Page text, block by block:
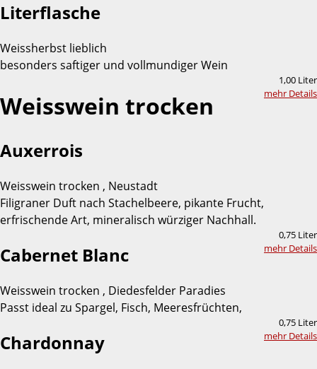
Literflasche
Weissherbst lieblich
besonders saftiger und vollmundiger Wein
1,00 Liter
mehr Details
Weisswein trocken
Auxerrois
Weisswein trocken , Neustadt
Filigraner Duft nach Stachelbeere, pikante Frucht,
erfrischende Art, mineralisch würziger Nachhall.
0,75 Liter
mehr Details
Cabernet Blanc
Weisswein trocken , Diedesfelder Paradies
Passt ideal zu Spargel, Fisch, Meeresfrüchten,
0,75 Liter
mehr Details
Chardonnay